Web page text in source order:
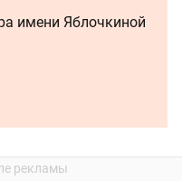
имени Яблочкиной